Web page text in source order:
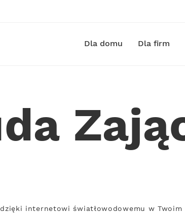
Dla domu Dla firm
internetowi światłowodowemu w